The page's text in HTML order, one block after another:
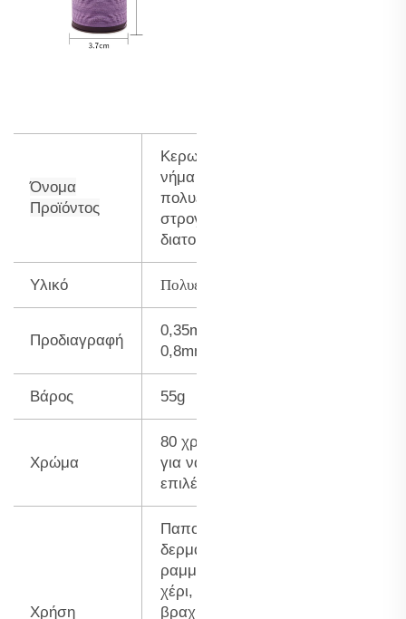
Όνομα
Προϊόντος
Κερωμένο
νήμα
πολυεστέρα
στρογγυλής
διατομής
Υλικό Πολυεστέρας
Προδιαγραφή
0,35mm-
0,8mm
Βάρος 55g
Χρώμα
80 χρώματα
για να
επιλέξετε
Χρήση
Παπούτσια
δερμάτινα
ραμμένα με το
χέρι,
βραχιόλια,